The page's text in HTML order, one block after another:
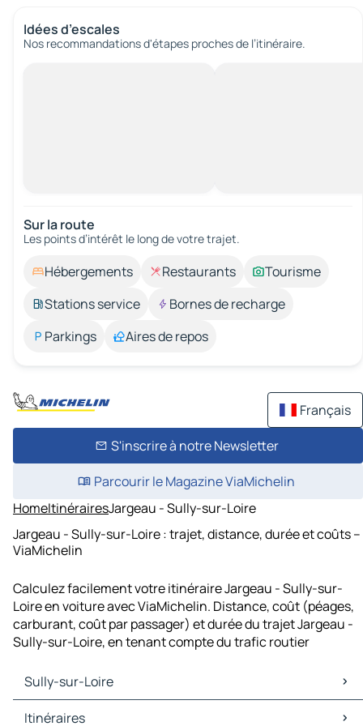
Idées d’escales
Nos recommandations d'étapes proches de l’itinéraire.
Sur la route
Les points d’intérêt le long de votre trajet.
Hébergements Restaurants
Tourisme
Stations service
Bornes de recharge
Parkings
Aires de repos
Français
S'inscrire à notre Newsletter
Parcourir le Magazine ViaMichelin
HomeItinérairesJargeau - Sully-sur-Loire
Jargeau - Sully-sur-Loire : trajet, distance, durée et coûts –
ViaMichelin
Calculez facilement votre itinéraire Jargeau - Sully-sur-
Loire en voiture avec ViaMichelin. Distance, coût (péages,
carburant, coût par passager) et durée du trajet Jargeau -
Sully-sur-Loire, en tenant compte du trafic routier
Sully-sur-Loire
Sully-sur-Loire Cartes et plans
Itinéraires